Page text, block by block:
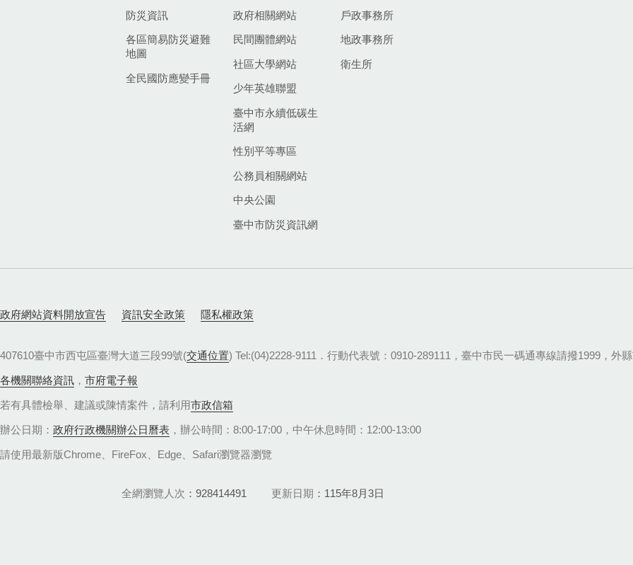
防災資訊
各區簡易防災避難
地圖
全民國防應變手冊
政府相關網站
民間團體網站
社區大學網站
少年英雄聯盟
臺中市永續低碳生
活網
性別平等專區
公務員相關網站
中央公園
臺中市防災資訊網
戶政事務所
地政事務所
衛生所
政府網站資料開放宣告 資訊安全政策 隱私權政策
407610臺中市西屯區臺灣大道三段99號(交通位置) Tel:(04)2228-9111．行動代表號：0910-289111，臺中市民一碼通專線請撥1999，外
各機關聯絡資訊 ， 市府電子報
若有具體檢舉、建議或陳情案件，請利用市政信箱
辦公日期： 政府行政機關辦公日曆表 ，辦公時間：8:00-17:00，中午休息時間：12:00-13:00
請使用最新版Chrome、FireFox、Edge、Safari瀏覽器瀏覽
全網瀏覽人次 928414491 更新日期 115年8月3日